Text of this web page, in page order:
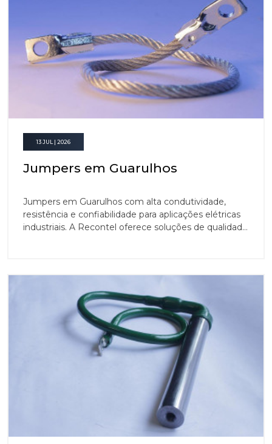
13 JUL | 2026
Jumpers em Guarulhos
Jumpers em Guarulhos com alta condutividade,
resistência e confiabilidade para aplicações elétricas
industriais. A Recontel oferece soluções de qualidade